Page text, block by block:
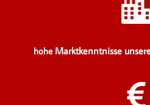
hohe Marktkenntnisse